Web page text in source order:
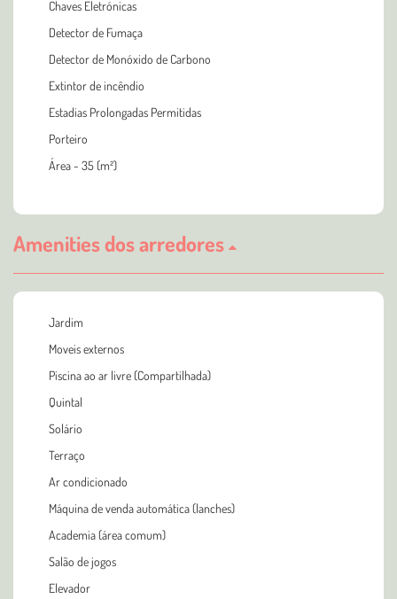
Chaves Eletrónicas
Detector de Fumaça
Detector de Monóxido de Carbono
Extintor de incêndio
Estadias Prolongadas Permitidas
Porteiro
Área - 35 (m²)
Amenities dos arredores
Jardim
Moveis externos
Piscina ao ar livre (Compartilhada)
Quintal
Solário
Terraço
Ar condicionado
Máquina de venda automática (lanches)
Academia (área comum)
Salão de jogos
Elevador